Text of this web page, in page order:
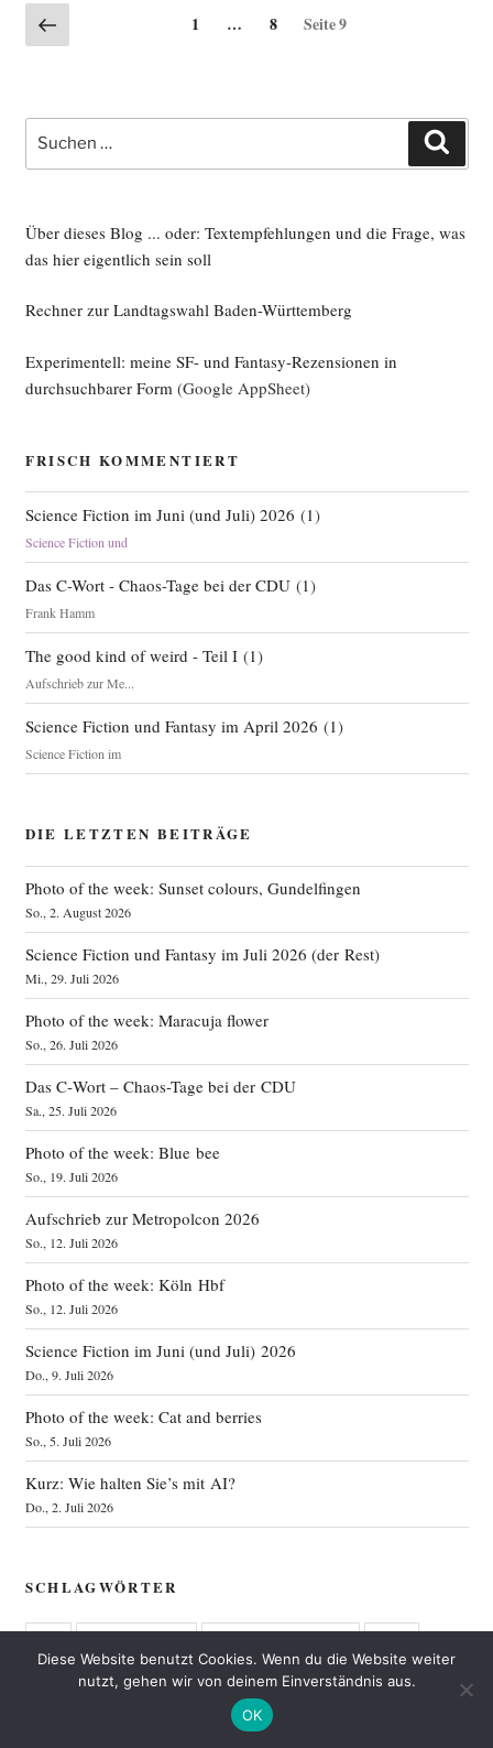
Seitennummerierung
der
Vorherige
Seite
Seite
1 … Seite
8 Seite9
Suche
nach:
Über dieses Blog ... oder: Textempfehlungen und die Frage, was
das hier eigentlich sein soll
Rechner zur Landtagswahl Baden-Württemberg
Experimentell: meine SF- und Fantasy-Rezensionen in
durchsuchbarer Form (Google AppSheet)
FRISCH KOMMENTIERT
Science Fiction im Juni (und Juli) 2026 (1)
Science Fiction und
Das C-Wort - Chaos-Tage bei der CDU(1)
Frank Hamm
The good kind of weird - Teil I(1)
Aufschrieb zur Me...
Science Fiction und Fantasy im April 2026 (1)
Science Fiction im
DIE LETZTEN BEITRÄGE
Photo of the week: Sunset colours, Gundelfingen
So., 2. August 2026
Science Fiction und Fantasy im Juli 2026 (der Rest)
Mi., 29. Juli 2026
Photo of the week: Maracuja flower
So., 26. Juli 2026
Das C‑Wort – Chaos-Tage bei der CDU
Sa., 25. Juli 2026
Photo of the week: Blue bee
So., 19. Juli 2026
Aufschrieb zur Metropolcon 2026
So., 12. Juli 2026
Photo of the week: Köln Hbf
So., 12. Juli 2026
Science Fiction im Juni (und Juli) 2026
Do., 9. Juli 2026
Photo of the week: Cat and berries
So., 5. Juli 2026
Kurz: Wie halten Sie’s mit AI?
Do., 2. Juli 2026
SCHLAGWÖRTER
btw13
bundestagswahl
bündnis 90/die grünen
freiburg
Diese Website benutzt Cookies. Wenn du die Website weiter
nutzt, gehen wir von deinem Einverständnis aus.
OK